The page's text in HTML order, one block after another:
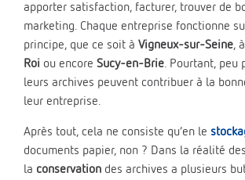
apporter satisfaction, facturer, trouver de
marketing. Chaque entreprise fonctionne
principe, que ce soit à Vigneux-sur-Seine, à
Roi ou encore Sucy-en-Brie. Pourtant, peu
leurs archives peuvent contribuer à la
leur entreprise.
Après tout, cela ne consiste qu’en le
documents papier, non ? Dans la réalité
la conservation des archives a plusieurs